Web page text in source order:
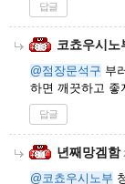
답글
코쵸우시노
@점장문석구 부
하면 깨끗하고 좋
답글
년째망겜함
@코쵸우시노부